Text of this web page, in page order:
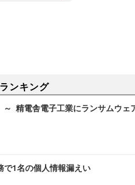
ンキング
精電舎電子工業にランサムウェ
で1名の個人情報漏えい